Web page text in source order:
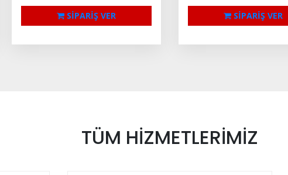
SİPARİŞ VER SİPARİŞ VER
TÜM HİZMETLERİMİZ